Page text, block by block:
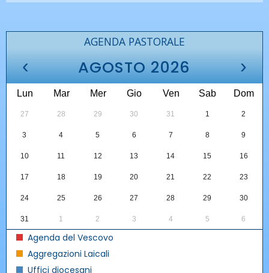
AGENDA PASTORALE
‹ AGOSTO 2026 ›
Lun Mar Mer Gio Ven Sab Dom
27 28 29 30 31 1 2
3 4 5 6 7 8 9
10 11 12 13 14 15 16
17 18 19 20 21 22 23
24 25 26 27 28 29 30
31 1 2 3 4 5 6
Agenda del Vescovo
Aggregazioni Laicali
Uffici diocesani